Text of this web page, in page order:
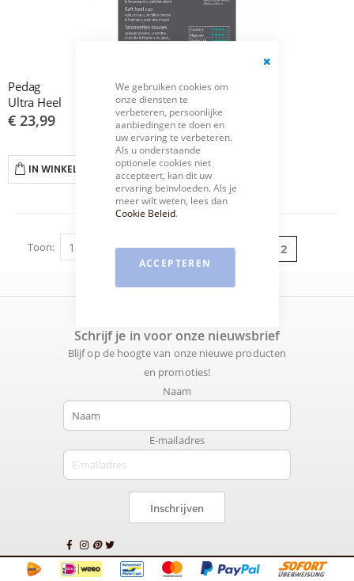
We gebruiken cookies om
onze diensten te
verbeteren, persoonlijke
aanbiedingen te doen en
uw ervaring te verbeteren.
Als u onderstaande
optionele cookies niet
accepteert, kan dit uw
ervaring beïnvloeden. Als je
meer wilt weten, lees dan
Cookie Beleid.
ACCEPTEREN
Pedag
Ultra Heel
€ 23,99
IN WINKELWAGEN
Pagina
VorigePaginaU lees
2
Toon
Schrijf je in voor onze nieuwsbrief
Blijf op de hoogte van onze nieuwe producten
en promoties!
Naam
E-mailadres
Inschrijven